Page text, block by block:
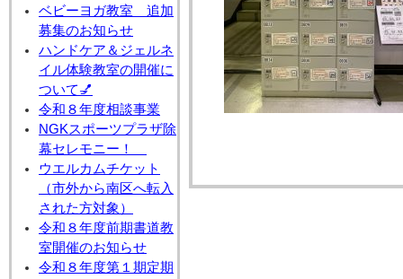
ベビーヨガ教室 追加
募集のお知らせ
ハンドケア＆ジェルネ
イル体験教室の開催に
ついて💅
令和８年度相談事業
NGKスポーツプラザ除
幕セレモニー！
ウエルカムチケット
（市外から南区へ転入
された方対象）
令和８年度前期書道教
室開催のお知らせ
令和８年度第１期定期